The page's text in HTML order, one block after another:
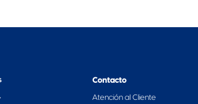
Contacto
Atención al Cliente